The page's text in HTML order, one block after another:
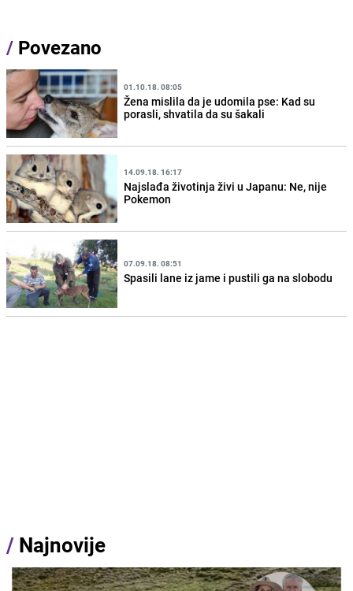
/ Povezano
01.10.18. 08:05
Žena mislila da je udomila pse: Kad su
porasli, shvatila da su šakali
14.09.18. 16:17
Najslađa životinja živi u Japanu: Ne, nije
Pokemon
07.09.18. 08:51
Spasili lane iz jame i pustili ga na slobodu
/ Najnovije